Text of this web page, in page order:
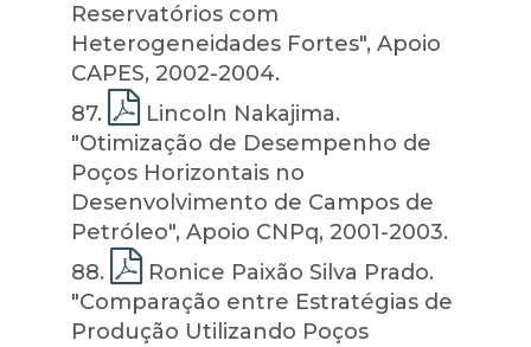
Reservatórios com
Heterogeneidades Fortes", Apoio
CAPES, 2002-2004.
87.
Lincoln Nakajima.
"Otimização de Desempenho de
Poços Horizontais no
Desenvolvimento de Campos de
Petróleo", Apoio CNPq, 2001-2003.
88.
Ronice Paixão Silva Prado.
"Comparação entre Estratégias de
Produção Utilizando Poços